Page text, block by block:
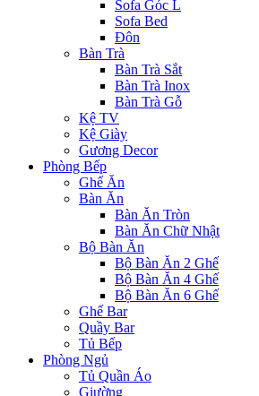
Sofa Góc L
Sofa Bed
Đôn
Bàn Trà
Bàn Trà Sắt
Bàn Trà Inox
Bàn Trà Gỗ
Kệ TV
Kệ Giày
Gương Decor
Phòng Bếp
Ghế Ăn
Bàn Ăn
Bàn Ăn Tròn
Bàn Ăn Chữ Nhật
Bộ Bàn Ăn
Bộ Bàn Ăn 2 Ghế
Bộ Bàn Ăn 4 Ghế
Bộ Bàn Ăn 6 Ghế
Ghế Bar
Quầy Bar
Tủ Bếp
Phòng Ngủ
Tủ Quần Áo
Giường